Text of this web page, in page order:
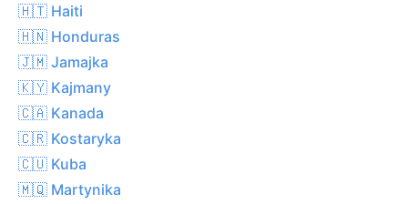
🇭🇹 Haiti
🇭🇳 Honduras
🇯🇲 Jamajka
🇰🇾 Kajmany
🇨🇦 Kanada
🇨🇷 Kostaryka
🇨🇺 Kuba
🇲🇶 Martynika